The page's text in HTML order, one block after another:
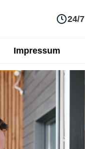
24/7
Impressum